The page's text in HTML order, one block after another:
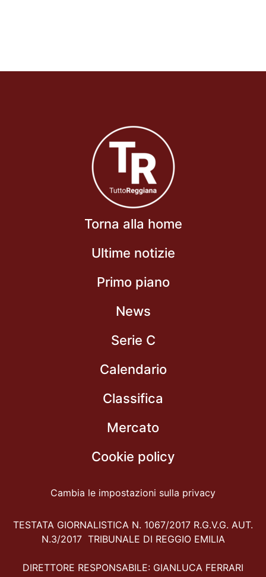
Torna alla home
Ultime notizie
Primo piano
News
Serie C
Calendario
Classifica
Mercato
Cookie policy
Cambia le impostazioni sulla privacy
TESTATA GIORNALISTICA N. 1067/2017 R.G.V.G. AUT.
N.3/2017 TRIBUNALE DI REGGIO EMILIA
DIRETTORE RESPONSABILE: GIANLUCA FERRARI